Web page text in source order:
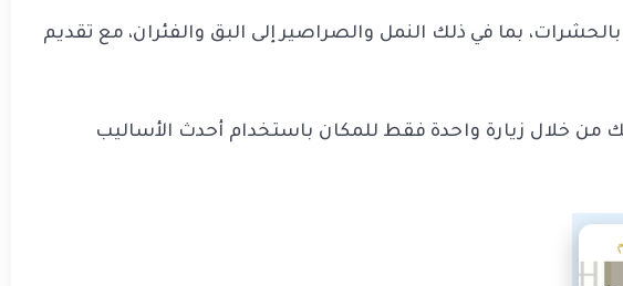
بما في ذلك النمل والصراصير إلى البق والفئران، مع تقديم
من خلال زيارة واحدة فقط للمكان باستخدام أحدث الأساليب